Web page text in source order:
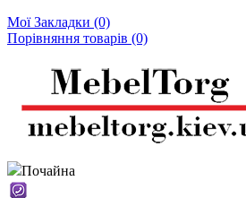
Мої Закладки (0)
Порівняння товарів (0)
Почайна